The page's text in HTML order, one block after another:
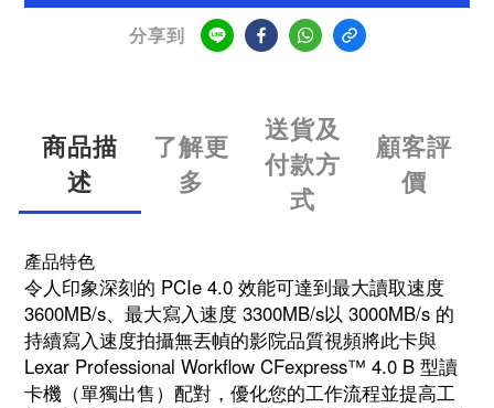
分享到
商品描
述
了解更
多
送貨及
付款方
式
顧客評
價
產品特色
令人印象深刻的 PCIe 4.0 效能可達到最大讀取速度
3600MB/s、最大寫入速度 3300MB/s以 3000MB/s 的
持續寫入速度拍攝無丟幀的影院品質視頻將此卡與
Lexar Professional Workflow CFexpress™ 4.0 B 型讀
卡機（單獨出售）配對，優化您的工作流程並提高工